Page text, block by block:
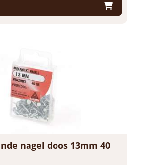
nagel doos 13mm 40